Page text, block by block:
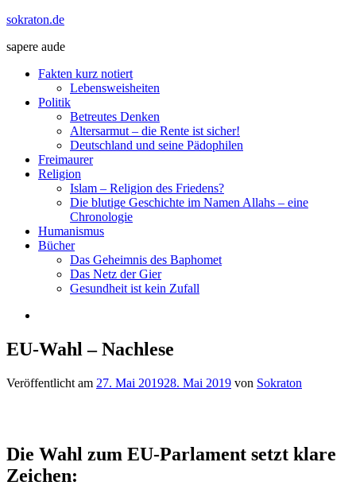
Zum
springen
sokraton.de
sapere aude
Menü
Fakten kurz notiert
Lebensweisheiten
Politik
Betreutes Denken
Altersarmut – die Rente ist sicher!
Deutschland und seine Pädophilen
Freimaurer
Religion
Islam – Religion des Friedens?
Die blutige Geschichte im Namen Allahs – eine
Chronologie
Humanismus
Bücher
Das Geheimnis des Baphomet
Das Netz der Gier
Gesundheit ist kein Zufall
EU-Wahl – Nachlese
Veröffentlicht am 27. Mai 201928. Mai 2019 von Sokraton
Die Wahl zum EU-Parlament setzt klare
Zeichen: